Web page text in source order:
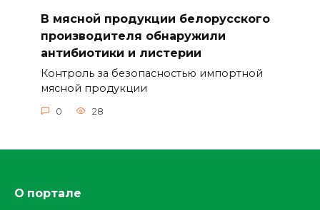
В мясной продукции белорусского
производителя обнаружили
антибиотики и листерии
Контроль за безопасностью импортной
мясной продукции
0 28
О портале